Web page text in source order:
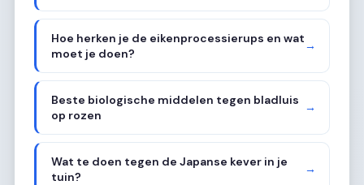
Hoe herken je de eikenprocessierups en wat
moet je doen?
→
Beste biologische middelen tegen bladluis
op rozen
→
Wat te doen tegen de Japanse kever in je
tuin?
→